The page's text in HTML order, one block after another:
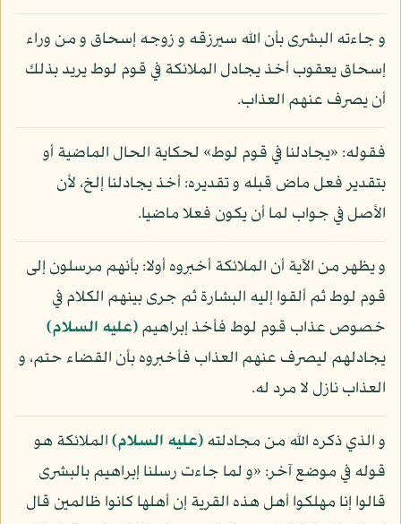
و جاءته البشرى بأن الله سيرزقه و زوجه إسحاق و من وراء
إسحاق يعقوب أخذ يجادل الملائكة في قوم لوط يريد بذلك
أن يصرف عنهم العذاب.
فقوله: «يجادلنا في قوم لوط» لحكاية الحال الماضية أو
بتقدير فعل ماض قبله و تقديره: أخذ يجادلنا إلخ، لأن
الأصل في جواب لما أن يكون فعلا ماضيا.
و يظهر من الآية أن الملائكة أخبروه أولا: بأنهم مرسلون إلى
قوم لوط ثم ألقوا إليه البشارة ثم جرى بينهم الكلام في
خصوص عذاب قوم لوط فأخذ إبراهيم(عليه السلام)
يجادلهم ليصرف عنهم العذاب فأخبروه بأن القضاء حتم، و
العذاب نازل لا مرد له.
و الذي ذكره الله من مجادلته(عليه السلام)الملائكة هو
قوله في موضع آخر: «و لما جاءت رسلنا إبراهيم بالبشرى
قالوا إنا مهلكوا أهل هذه القرية إن أهلها كانوا ظالمين قال